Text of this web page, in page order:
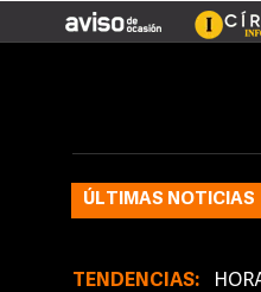
ÚLTIMAS NOTICIAS
TENDENCIAS: